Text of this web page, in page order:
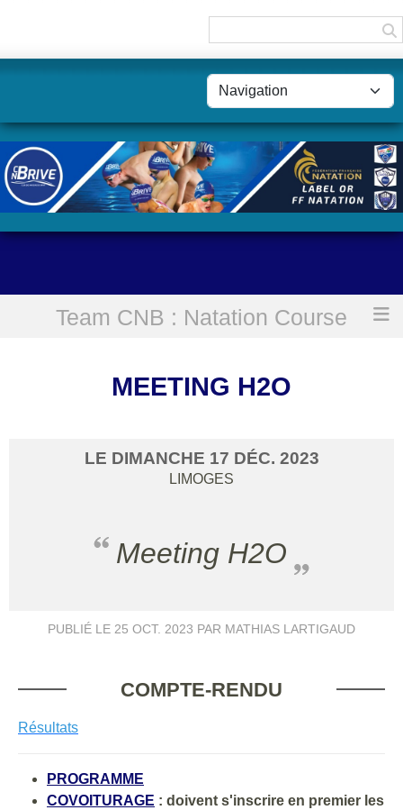
Team CNB : Natation Course
Meeting H2O
MEETING H2O
LE DIMANCHE 17 DÉC. 2023
LIMOGES
Meeting H2O
PUBLIÉ LE 25 OCT. 2023 PAR MATHIAS LARTIGAUD
COMPTE-RENDU
Résultats
PROGRAMME
COVOITURAGE : doivent s'inscrire en premier les